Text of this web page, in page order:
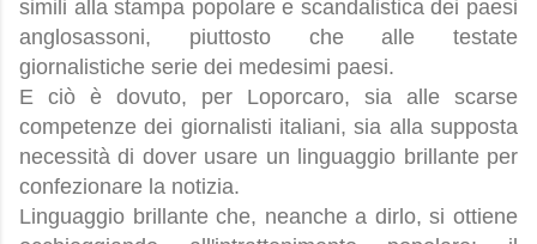
simili alla stampa popolare e scandalistica dei paesi
anglosassoni, piuttosto che alle testate
giornalistiche serie dei medesimi paesi.
E ciò è dovuto, per Loporcaro, sia alle scarse
competenze dei giornalisti italiani, sia alla supposta
necessità di dover usare un linguaggio brillante per
confezionare la notizia.
Linguaggio brillante che, neanche a dirlo, si ottiene